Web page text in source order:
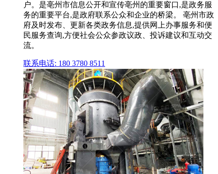
户。是亳州市信息公开和宣传亳州的重要窗口,是政务服
务的重要平台,是政府联系公众和企业的桥梁。 亳州市政
府及时发布、更新各类政务信息,提供网上办事服务和便
民服务查询,方便社会公众参政议政、投诉建议和互动交
流。
联系电话: 180 3780 8511